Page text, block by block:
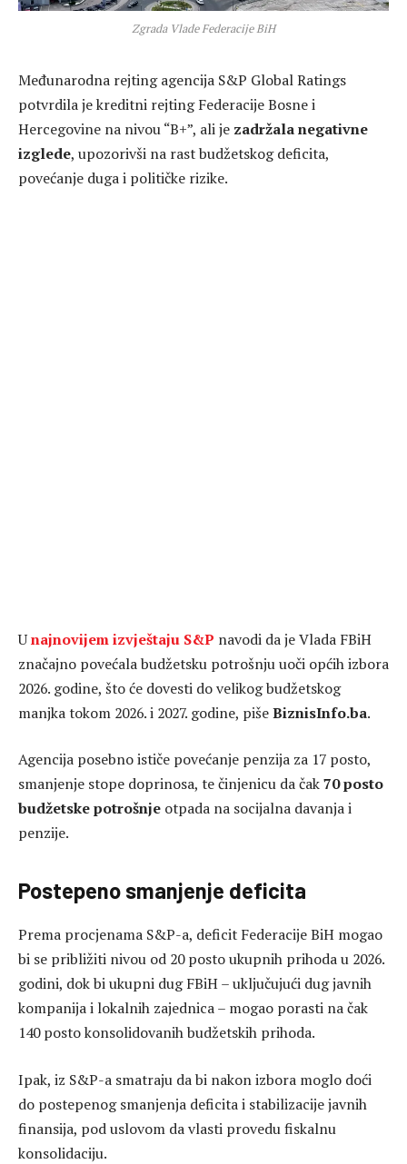
Zgrada Vlade Federacije BiH
Međunarodna rejting agencija S&P Global Ratings
potvrdila je kreditni rejting Federacije Bosne i
Hercegovine na nivou “B+”, ali je zadržala negativne
izglede, upozorivši na rast budžetskog deficita,
povećanje duga i političke rizike.
Unajnovijem izvještaju S&P navodi da je Vlada FBiH
značajno povećala budžetsku potrošnju uoči općih izbora
2026. godine, što će dovesti do velikog budžetskog
manjka tokom 2026. i 2027. godine, pišeBiznisInfo.ba.
Agencija posebno ističe povećanje penzija za 17 posto,
smanjenje stope doprinosa, te činjenicu da čak70 posto
budžetske potrošnje otpada na socijalna davanja i
penzije.
Postepeno smanjenje deficita
Prema procjenama S&P-a, deficit Federacije BiH mogao
bi se približiti nivou od 20 posto ukupnih prihoda u 2026.
godini, dok bi ukupni dug FBiH – uključujući dug javnih
kompanija i lokalnih zajednica – mogao porasti na čak
140 posto konsolidovanih budžetskih prihoda.
Ipak, iz S&P-a smatraju da bi nakon izbora moglo doći
do postepenog smanjenja deficita i stabilizacije javnih
finansija, pod uslovom da vlasti provedu fiskalnu
konsolidaciju.